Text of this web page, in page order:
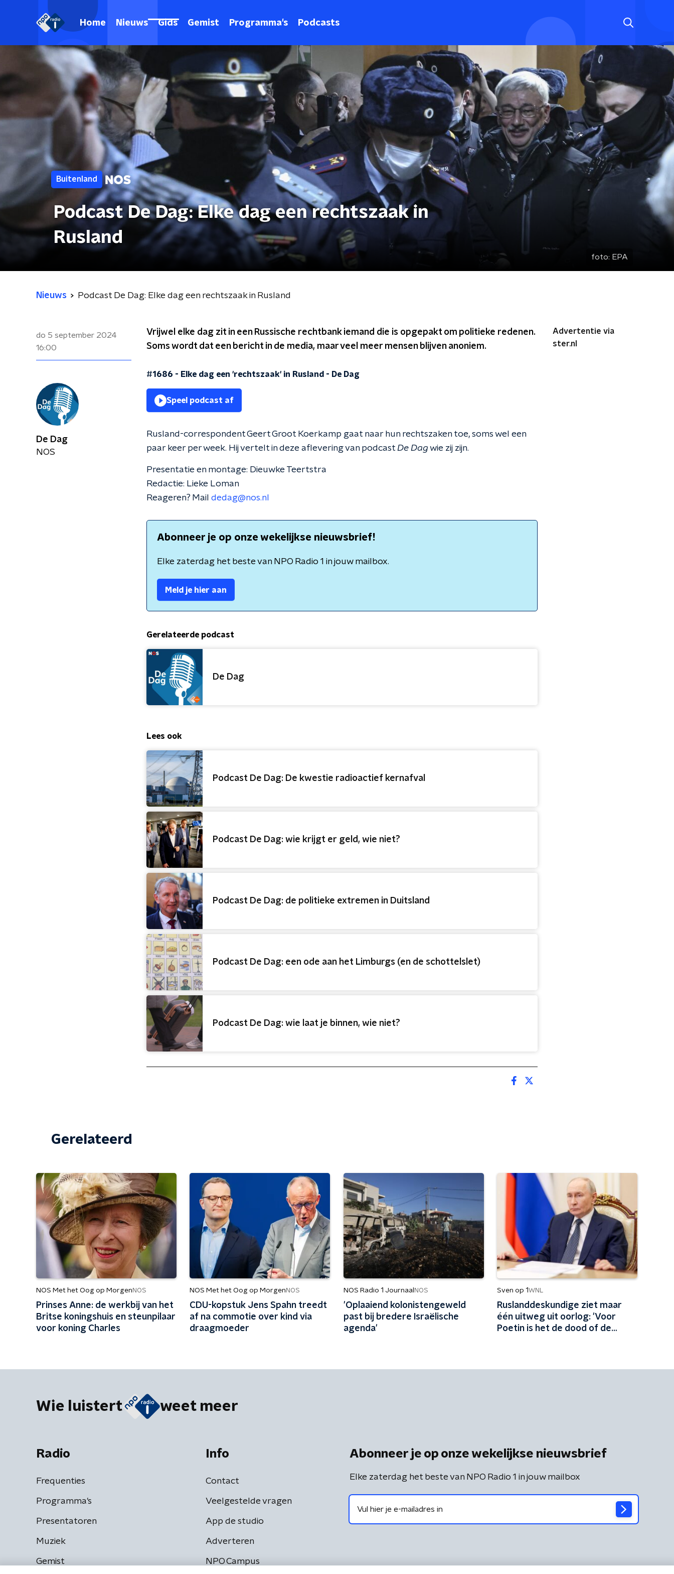
Home Nieuws Gids Gemist Programma's Podcasts
Buitenland
Podcast De Dag: Elke dag een rechtszaak in
Rusland
foto: EPA
Nieuws Podcast De Dag: Elke dag een rechtszaak in Rusland
do 5 september 2024
16:00
Vrijwel elke dag zit in een Russische rechtbank iemand die is opgepakt om politieke redenen.
Soms wordt dat een bericht in de media, maar veel meer mensen blijven anoniem.
#1686 - Elke dag een 'rechtszaak' in Rusland - De Dag
Speel podcast af
Rusland-correspondent Geert Groot Koerkamp gaat naar hun rechtszaken toe, soms wel een
paar keer per week. Hij vertelt in deze aflevering van podcast De Dag wie zij zijn.
Presentatie en montage: Dieuwke Teertstra
Redactie: Lieke Loman
Reageren? Mail dedag@nos.nl
Abonneer je op onze wekelijkse nieuwsbrief!
Elke zaterdag het beste van NPO Radio 1 in jouw mailbox.
Meld je hier aan
Gerelateerde podcast
De Dag
Lees ook
Podcast De Dag: De kwestie radioactief kernafval
Podcast De Dag: wie krijgt er geld, wie niet?
Podcast De Dag: de politieke extremen in Duitsland
Podcast De Dag: een ode aan het Limburgs (en de schottelslet)
Podcast De Dag: wie laat je binnen, wie niet?
Advertentie via
ster.nl
De Dag
NOS
Gerelateerd
NOS Met het Oog op Morgen NOS
Prinses Anne: de werkbij van het
Britse koningshuis en steunpilaar
voor koning Charles
NOS Met het Oog op Morgen NOS
CDU-kopstuk Jens Spahn treedt
af na commotie over kind via
draagmoeder
NOS Radio 1 Journaal NOS
'Oplaaiend kolonistengeweld
past bij bredere Israëlische
agenda'
Sven op 1WNL
Ruslanddeskundige ziet maar
één uitweg uit oorlog: 'Voor
Poetin is het de dood of de
Wie luistert weet meer
Radio
Frequenties
Programma's
Presentatoren
Muziek
Gemist
Info
Contact
Veelgestelde vragen
App de studio
Adverteren
NPO Campus
Abonneer je op onze wekelijkse nieuwsbrief
Elke zaterdag het beste van NPO Radio 1 in jouw mailbox